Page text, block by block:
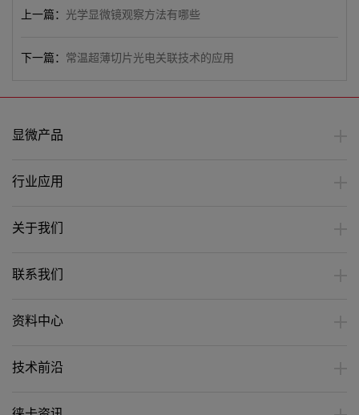
上一篇： 光学显微镜观察方法有哪些
下一篇： 常温超薄切片光电关联技术的应用
显微产品
行业应用
关于我们
联系我们
资料中心
技术前沿